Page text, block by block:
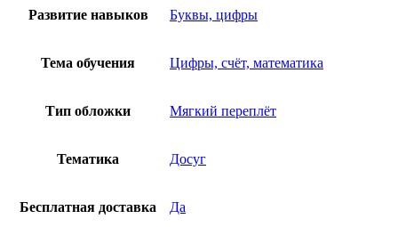
Развитие навыков Буквы, цифры
Тема обучения Цифры, счёт, математика
Тип обложки Мягкий переплёт
Тематика Досуг
Бесплатная доставка Да